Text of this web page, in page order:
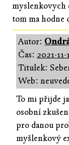
myslenkovych
tom ma hodne
Autor:
Čas: 2021-
Titulek:
Web:
To mi přijde
osobní
pro danou
myšlenkový